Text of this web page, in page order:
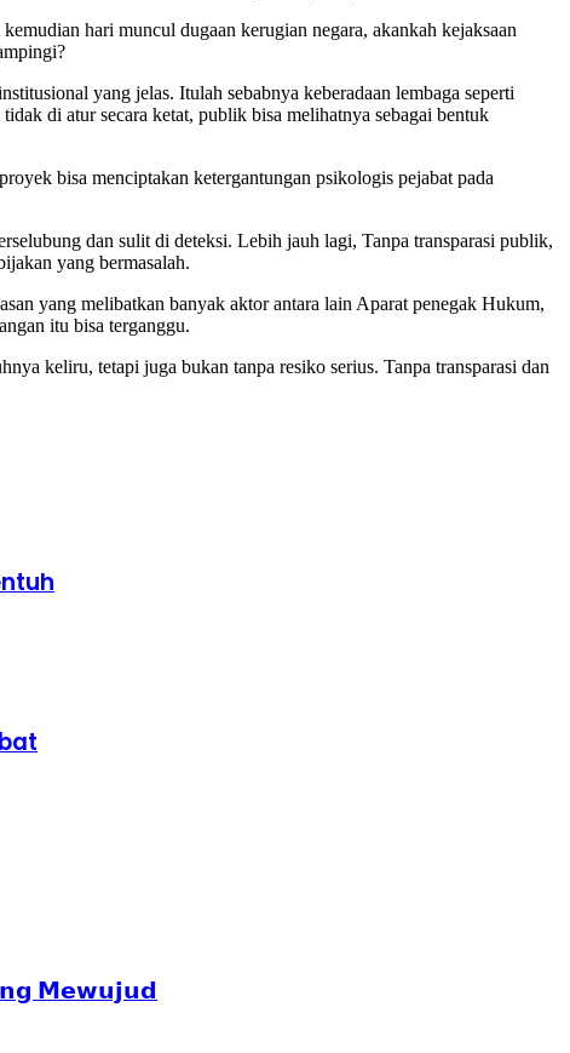
hari muncul dugaan kerugian negara, akankah kejaksaan
yang jelas. Itulah sebabnya keberadaan lembaga seperti
di atur secara ketat, publik bisa melihatnya sebagai bentuk
bisa menciptakan ketergantungan psikologis pejabat pada
dan sulit di deteksi. Lebih jauh lagi, Tanpa transparasi publik,
yang bermasalah.
yang melibatkan banyak aktor antara lain Aparat penegak Hukum,
itu bisa terganggu.
keliru, tetapi juga bukan tanpa resiko serius. Tanpa transparasi dan
𝗠𝗲𝘄𝘂𝗷𝘂𝗱